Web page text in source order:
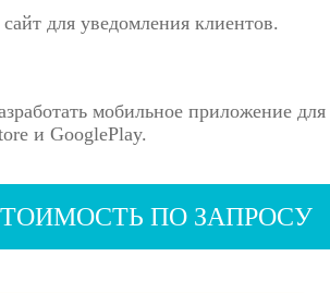
для уведомления клиентов.
мобильное приложение
и GooglePlay.
ПО ЗАПРОСУ